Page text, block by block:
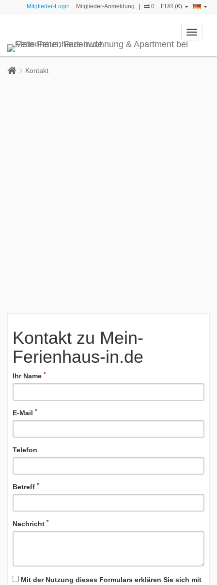
Mitglieder-Login Mitglieder-Anmeldung 0 EUR (€)
Toggle
Kontakt
Kontakt zu Mein-
Ferienhaus-in.de
Ihr Name *
E-Mail *
Telefon
Betreff *
Nachricht *
Mit der Nutzung dieses Formulars erklären Sie sich mit